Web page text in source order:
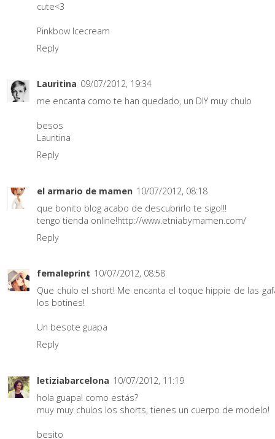
cute<3
Pinkbow Icecream
Reply
Lauritina 09/07/2012, 19:34
me encanta como te han quedado, un DIY muy chulo
besos
Lauritina
Reply
el armario de mamen 10/07/2012, 08:18
que bonito blog acabo de descubrirlo te sigo!!!
tengo tienda online!http://www.etniabymamen.com/
Reply
femaleprint 10/07/2012, 08:58
Que chulo el short! Me encanta el toque hippie de las
los botines!
Un besote guapa
Reply
letiziabarcelona 10/07/2012, 11:19
hola guapa! como estás?
muy muy chulos los shorts, tienes un cuerpo de modelo!
besito